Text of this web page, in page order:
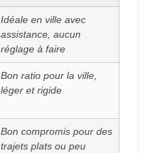
Idéale en ville avec
assistance, aucun
réglage à faire
Bon ratio pour la ville,
léger et rigide
Bon compromis pour des
trajets plats ou peu